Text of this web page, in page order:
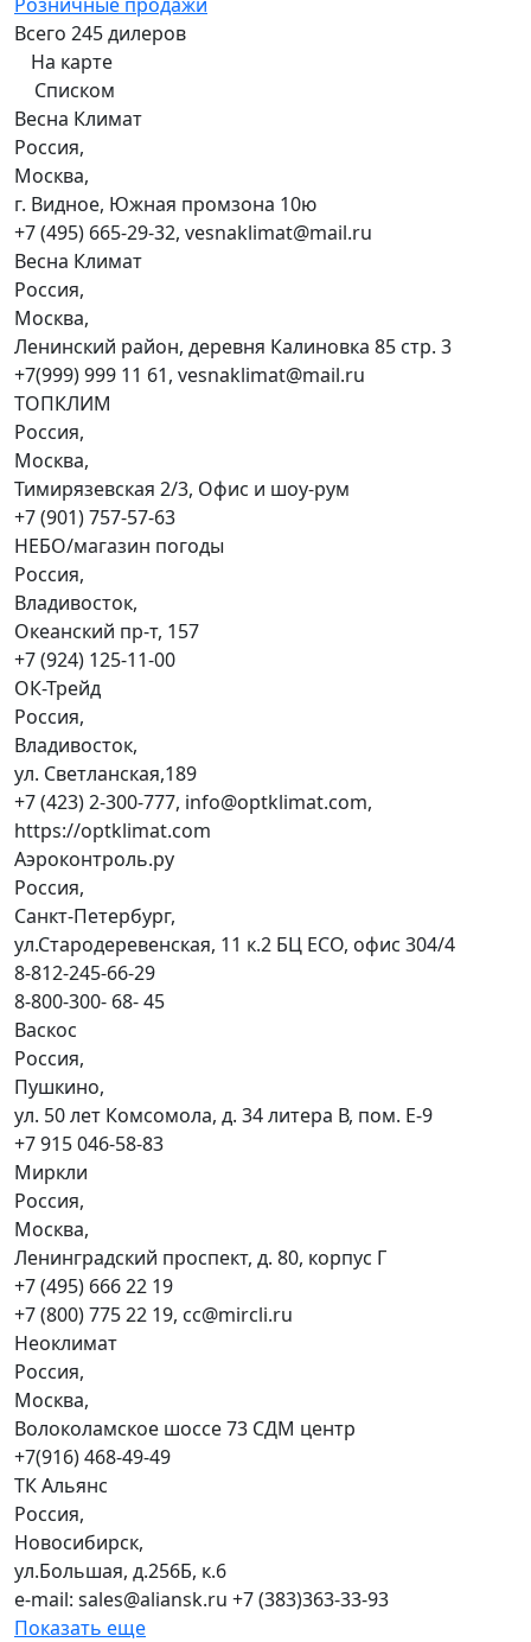
Всего 245 дилеров
На карте
Списком
Весна Климат
Россия,
Москва,
г. Видное, Южная промзона 10ю
+7 (495) 665-29-32, vesnaklimat@mail.ru
Весна Климат
Россия,
Москва,
Ленинский район, деревня Калиновка 85 стр. 3
+7(999) 999 11 61, vesnaklimat@mail.ru
ТОПКЛИМ
Россия,
Москва,
Тимирязевская 2/3, Офис и шоу-рум
+7 (901) 757-57-63
НЕБО/магазин погоды
Россия,
Владивосток,
Океанский пр-т, 157
+7 (924) 125-11-00
ОК-Трейд
Россия,
Владивосток,
ул. Светланская,189
+7 (423) 2-300-777, info@optklimat.com,
https://optklimat.com
Аэроконтроль.ру
Россия,
Санкт-Петербург,
ул.Стародеревенская, 11 к.2 БЦ ECO, офис 304/4
8-812-245-66-29
8-800-300- 68- 45
Васкос
Россия,
Пушкино,
ул. 50 лет Комсомола, д. 34 литера В, пом. Е-9
+7 915 046-58-83
Миркли
Россия,
Москва,
Ленинградский проспект, д. 80, корпус Г
+7 (495) 666 22 19
+7 (800) 775 22 19, cc@mircli.ru
Неоклимат
Россия,
Москва,
Волоколамское шоссе 73 СДМ центр
+7(916) 468-49-49
ТК Альянс
Россия,
Новосибирск,
ул.Большая, д.256Б, к.6
e-mail: sales@aliansk.ru +7 (383)363-33-93
Показать еще